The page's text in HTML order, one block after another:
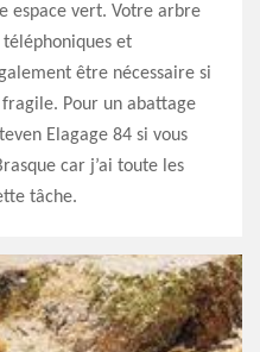
espace vert. Votre arbre
et
être nécessaire si
Pour un abattage
Elagage 84 si vous
car j’ai toute les
tâche.